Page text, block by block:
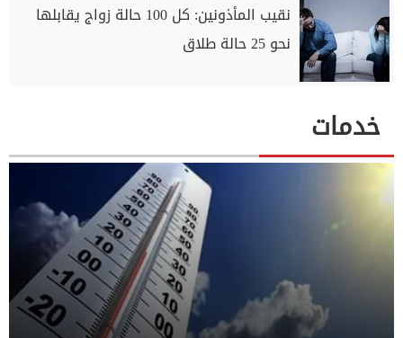
نقيب المأذونين: كل 100 حالة زواج يقابلها
نحو 25 حالة طلاق
خدمات